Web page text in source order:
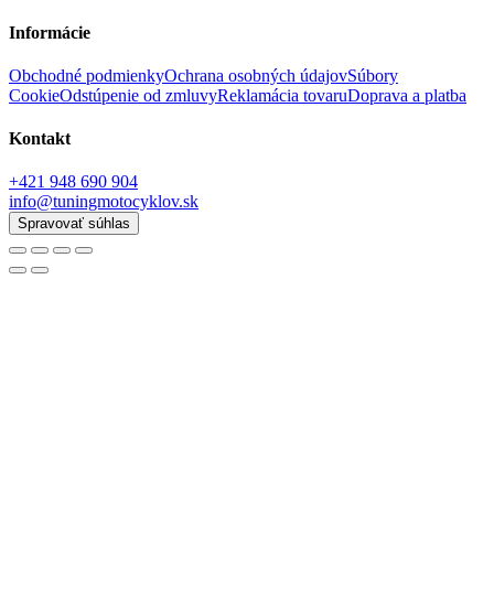
Informácie
Obchodné podmienkyOchrana osobných údajovSúbory
CookieOdstúpenie od zmluvyReklamácia tovaruDoprava a platba
Kontakt
+421 948 690 904
info@tuningmotocyklov.sk
Spravovať súhlas